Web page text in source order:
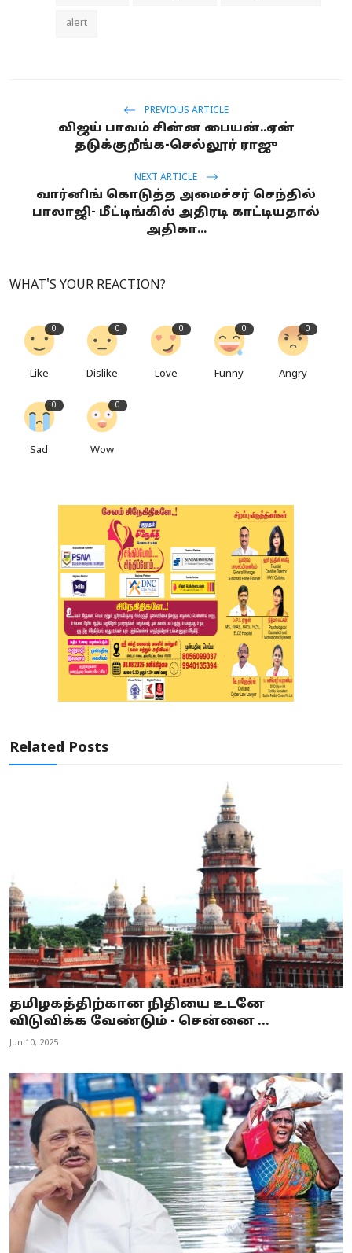
alert
PREVIOUS ARTICLE
விஜய் பாவம் சின்ன பையன்..ஏன்
தடுக்குறீங்க-செல்லூர் ராஜு
NEXT ARTICLE
வார்னிங் கொடுத்த அமைச்சர் செந்தில்
பாலாஜி- மீட்டிங்கில் அதிரடி காட்டியதால்
அதிகா...
WHAT'S YOUR REACTION?
0
Like
0
Dislike
0
Love
0
Funny
0
Angry
0
Sad
0
Wow
Related Posts
தமிழகத்திற்கான நிதியை உடனே
விடுவிக்க வேண்டும் - சென்னை ...
Jun 10, 2025